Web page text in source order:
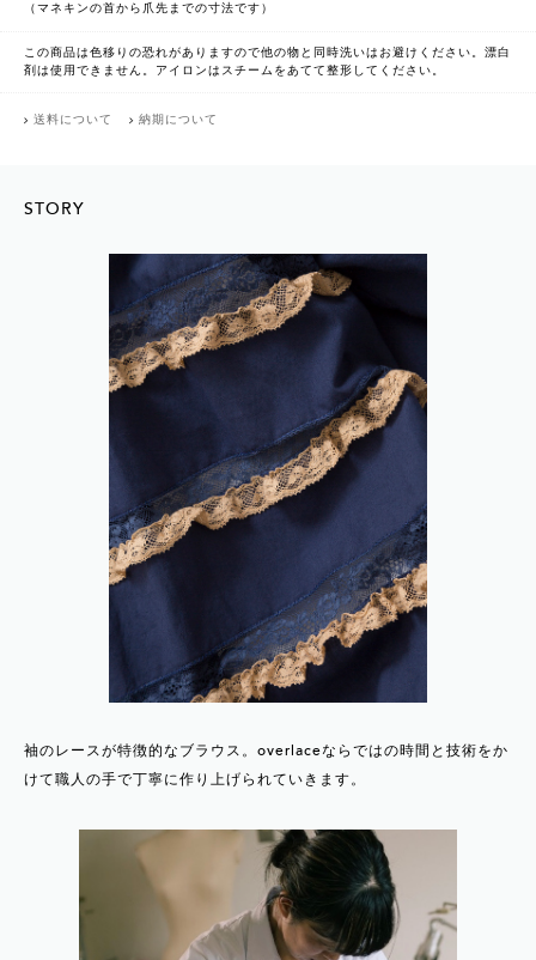
（マネキンの首から爪先までの寸法です）
この商品は色移りの恐れがありますので他の物と同時洗いはお避けください。漂白
剤は使用できません。アイロンはスチームをあてて整形してください。
送料について 納期について
STORY
袖のレースが特徴的なブラウス。overlaceならではの時間と技術をか
けて職人の手で丁寧に作り上げられていきます。